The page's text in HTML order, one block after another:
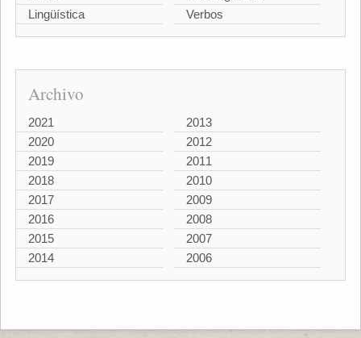
Lingüística
Verbos
Archivo
2021
2020
2019
2018
2017
2016
2015
2014
2013
2012
2011
2010
2009
2008
2007
2006